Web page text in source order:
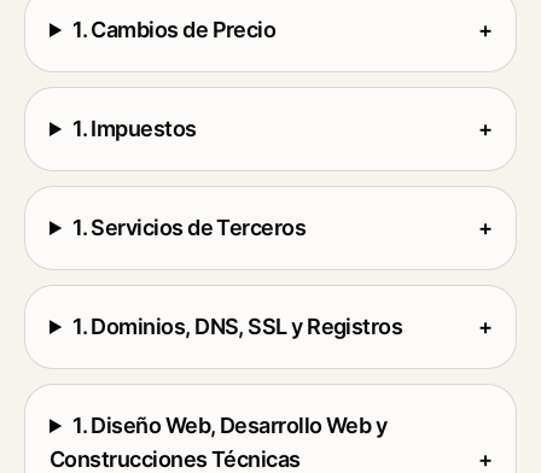
1. Cambios de Precio +
1. Impuestos +
1. Servicios de Terceros +
1. Dominios, DNS, SSL y Registros +
1. Diseño Web, Desarrollo Web y
Construcciones Técnicas
+